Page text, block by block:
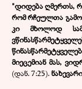
"დიდება ღმერთს,
რომ რჩეულთა გამო
კი მხოლოდ
მიეცემიან მას,
(დან. 7:25).